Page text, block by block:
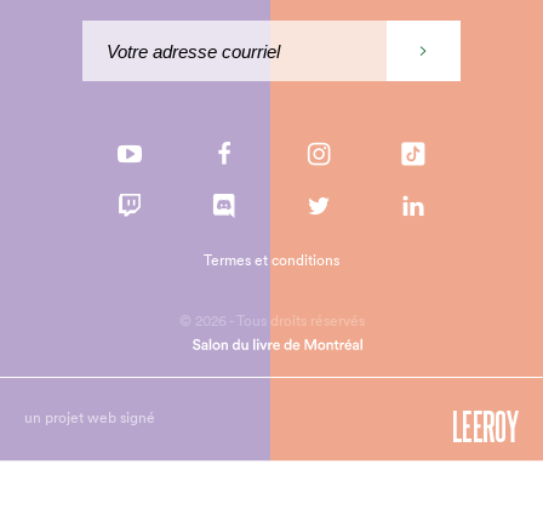
© 2026 - Tous droits réservés
Termes et conditions
un projet web signé